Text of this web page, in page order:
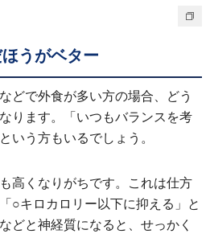
うがベター
どで外食が多い方の場合、どう
ります。「いつもバランスを考
いう方もいるでしょう。
高くなりがちです。これは仕方
○キロカロリー以下に抑える」と
どと神経質になると、せっかく